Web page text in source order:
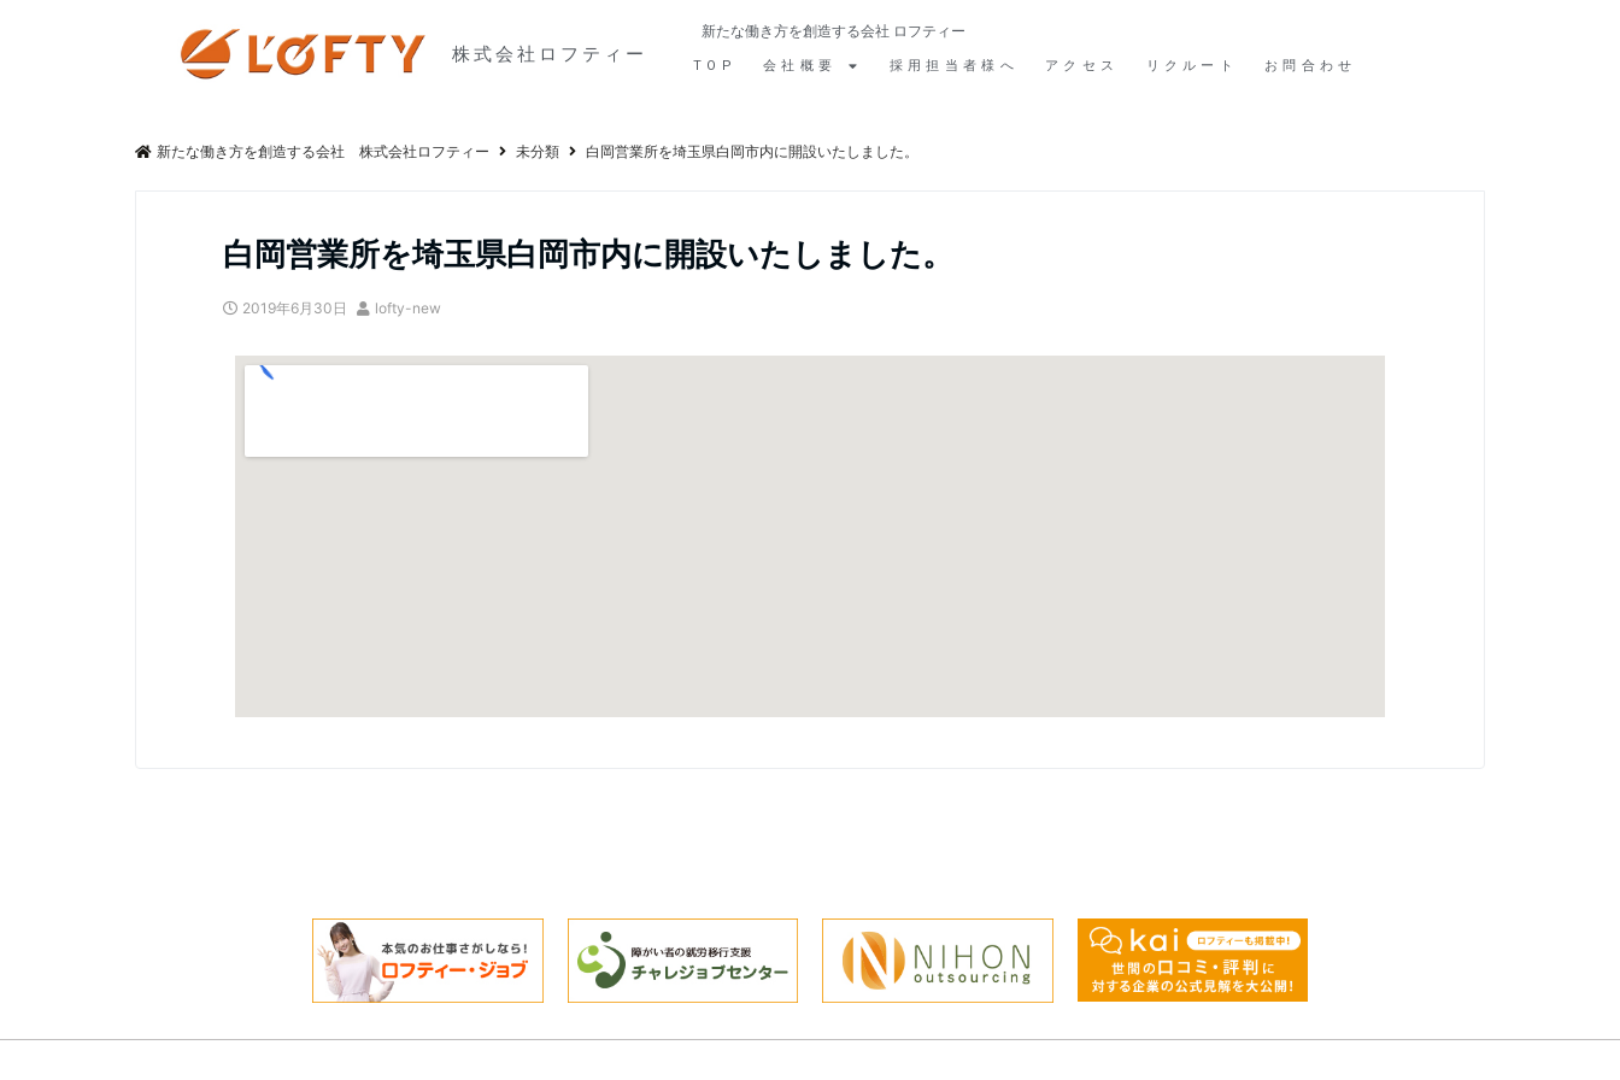
株式会社ロフティー
新たな働き方を創造する会社 ロフティー
TOP 会社概要 採用担当者様へ アクセス リクルート お問合わせ
新たな働き方を創造する会社 株式会社ロフティー 未分類 白岡営業所を埼玉県白岡市内に開設いたしました。
白岡営業所を埼玉県白岡市内に開設いたしました。
2019年6月30日 lofty-new